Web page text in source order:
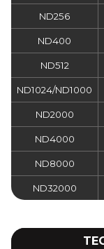
ND256
ND400
ND512
ND1024/ND1000
ND2000
ND4000
ND8000
ND32000